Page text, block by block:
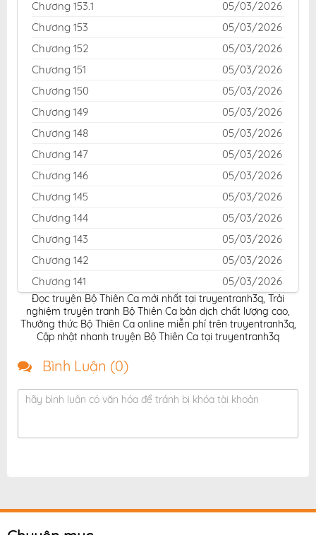
Chương 153.1
05/03/2026
Chương 153
05/03/2026
Chương 152
05/03/2026
Chương 151
05/03/2026
Chương 150
05/03/2026
Chương 149
05/03/2026
Chương 148
05/03/2026
Chương 147
05/03/2026
Chương 146
05/03/2026
Chương 145
05/03/2026
Chương 144
05/03/2026
Chương 143
05/03/2026
Chương 142
05/03/2026
Chương 141
05/03/2026
Chương 140
05/03/2026
Chương 139
05/03/2026
Chương 138
05/03/2026
Chương 137
Chương 136
05/03/2026
Chương 135
Chương 130
05/03/2026
Đọc truyện Bộ Thiên Ca mới nhất tại truyentranh3q, Trải
nghiệm truyện tranh Bộ Thiên Ca bản dịch chất lượng cao,
Thưởng thức Bộ Thiên Ca online miễn phí trên truyentranh3q,
Cập nhật nhanh truyện Bộ Thiên Ca tại truyentranh3q
Bình Luận (0)
hãy bình luận có văn hóa để tránh bị khóa tài khoản